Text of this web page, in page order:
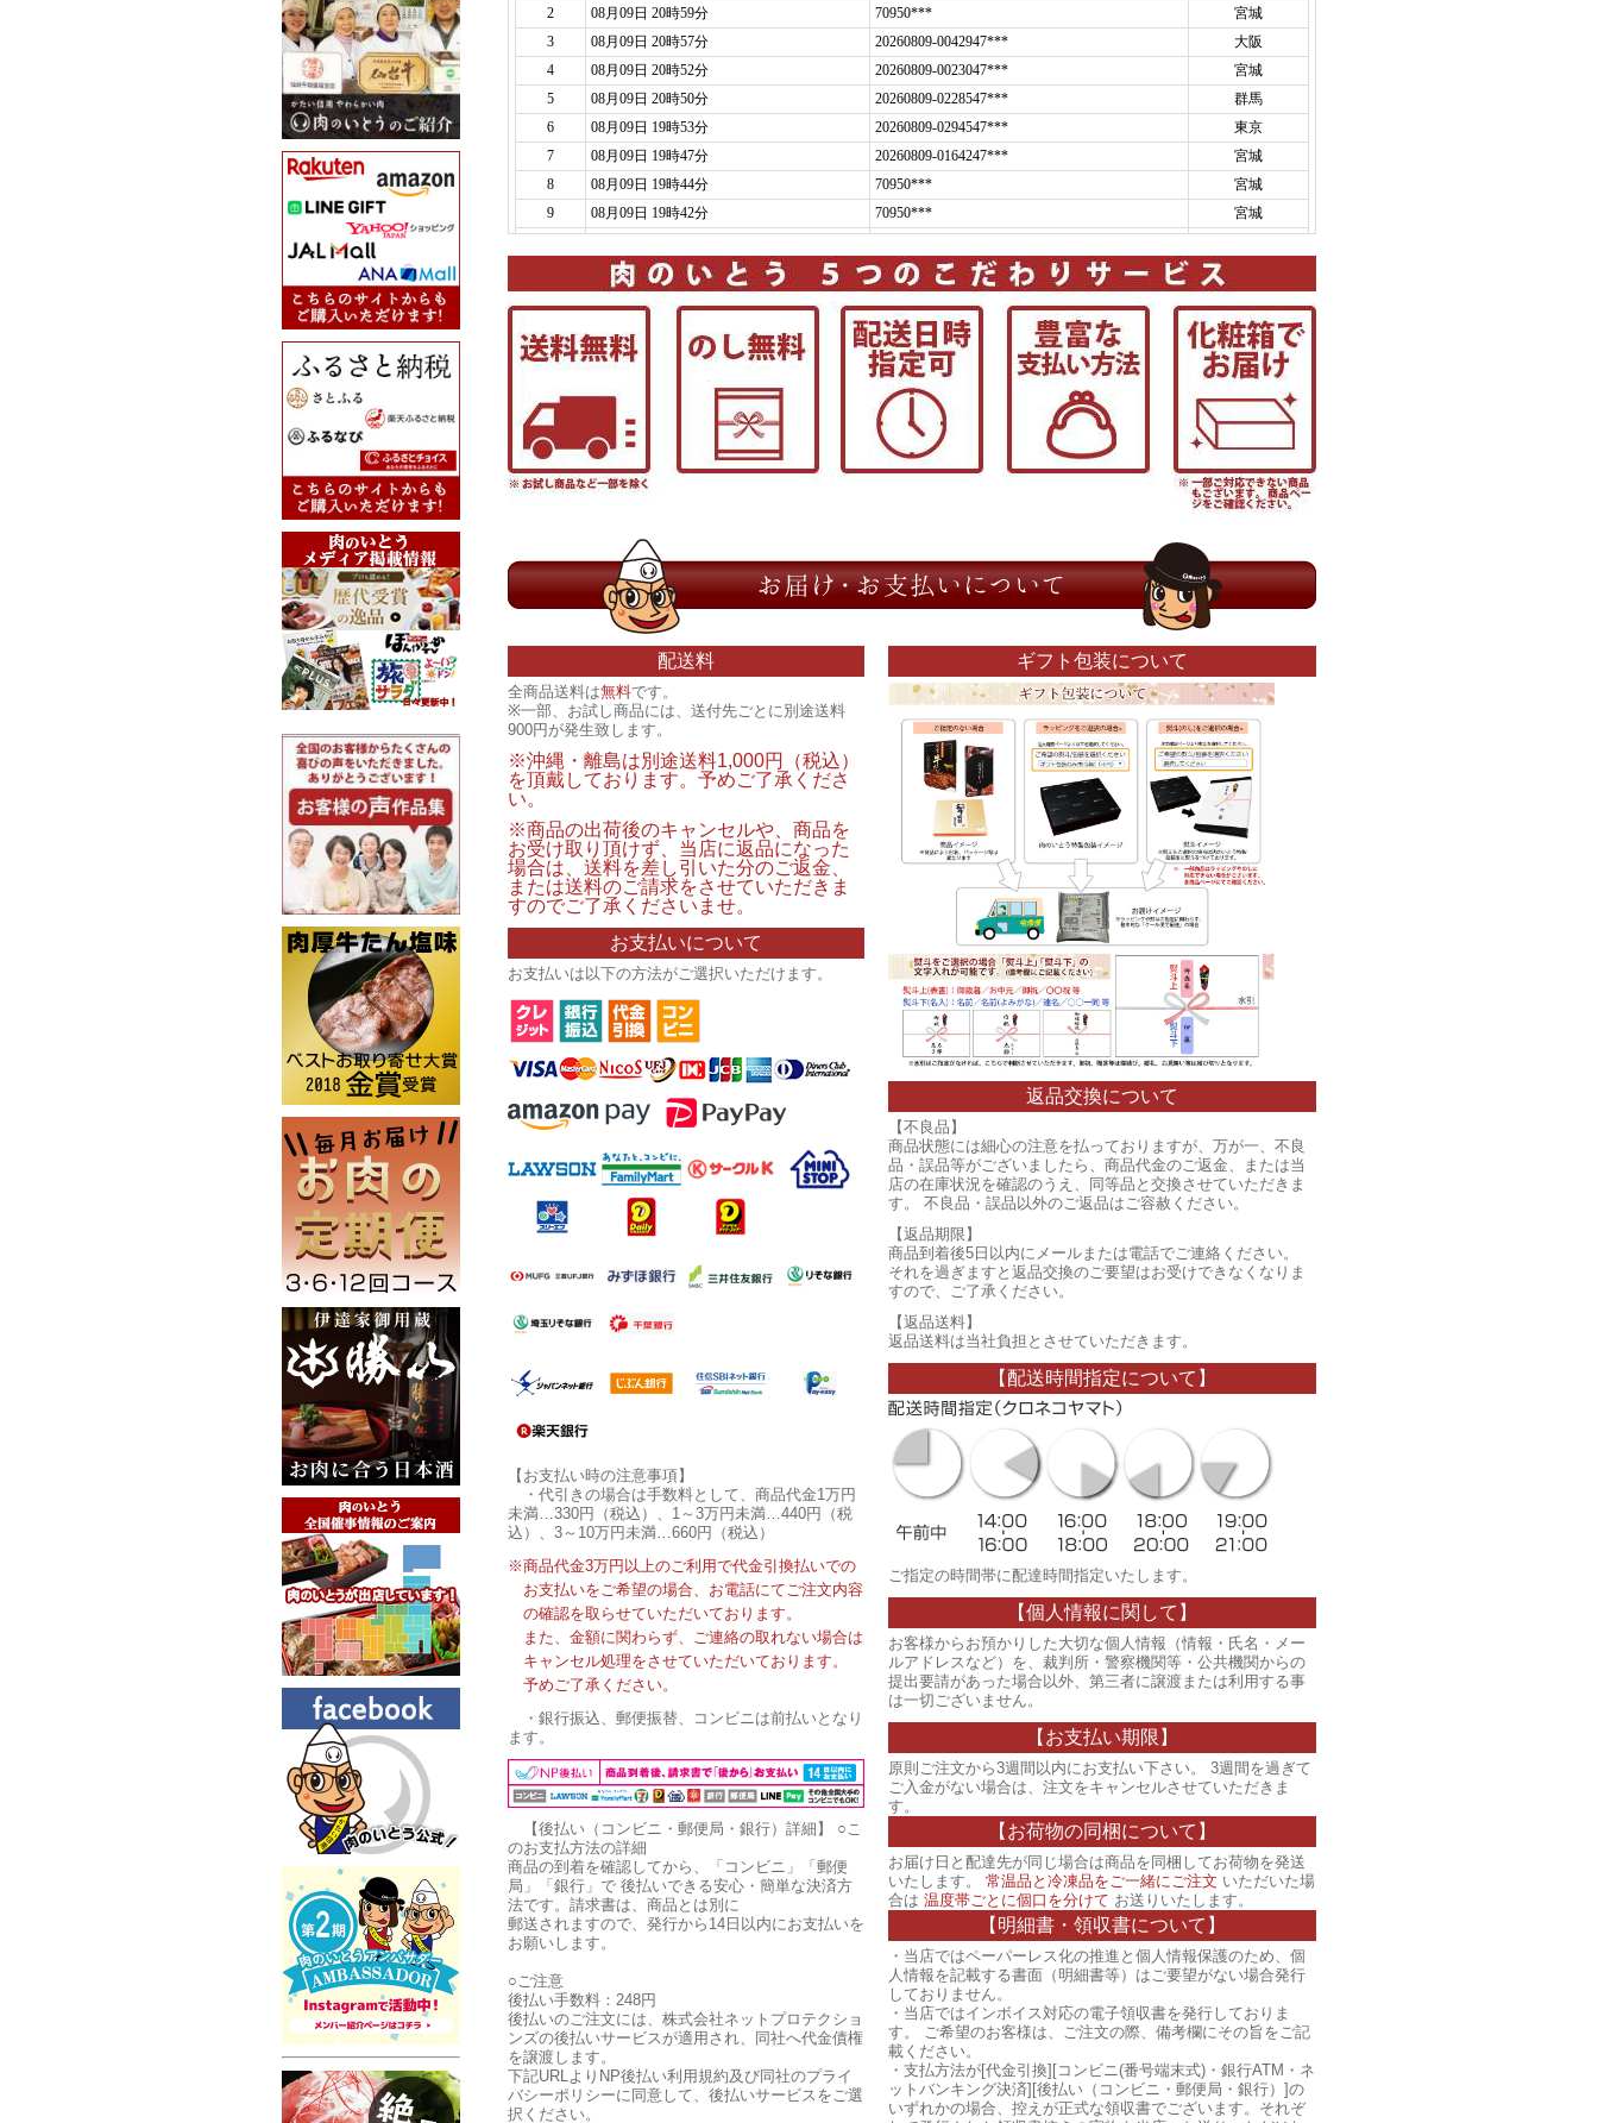
配送料
全商品送料は無料です。
※一部、お試し商品には、送付先ごとに別途送料
900円が発生致します。
※沖縄・離島は別途送料1,000円（税込）
を頂戴しております。予めご了承くださ
い。
※商品の出荷後のキャンセルや、商品を
お受け取り頂けず、当店に返品になった
場合は、送料を差し引いた分のご返金、
または送料のご請求をさせていただきま
すのでご了承くださいませ。
お支払いについて
お支払いは以下の方法がご選択いただけます。
【お支払い時の注意事項】
・代引きの場合は手数料として、商品代金1万円
未満…330円（税込）、1～3万円未満…440円（税
込）、3～10万円未満…660円（税込）
※商品代金3万円以上のご利用で代金引換払いでの
お支払いをご希望の場合、お電話にてご注文内容
の確認を取らせていただいております。
また、金額に関わらず、ご連絡の取れない場合は
キャンセル処理をさせていただいております。
予めご了承ください。
・銀行振込、郵便振替、コンビニは前払いとなり
ます。
【後払い（コンビニ・郵便局・銀行）詳細】
○こ
のお支払方法の詳細
商品の到着を確認してから、「コンビニ」「郵便
局」「銀行」で 後払いできる安心・簡単な決済方
法です。請求書は、商品とは別に
郵送されますので、発行から14日以内にお支払いを
お願いします。
○ご注意
後払い手数料：248円
後払いのご注文には、株式会社ネットプロテクショ
ンズの後払いサービスが適用され、同社へ代金債権
を譲渡します。
下記URLよりNP後払い利用規約及び同社のプライ
バシーポリシーに同意して、後払いサービスをご選
択ください。
ギフト包装について
返品交換について
【不良品】
商品状態には細心の注意を払っておりますが、万が一、不良
品・誤品等がございましたら、商品代金のご返金、または当
店の在庫状況を確認のうえ、同等品と交換させていただきま
す。 不良品・誤品以外のご返品はご容赦ください。
【返品期限】
商品到着後5日以内にメールまたは電話でご連絡ください。
それを過ぎますと返品交換のご要望はお受けできなくなりま
すので、ご了承ください。
【返品送料】
返品送料は当社負担とさせていただきます。
【配送時間指定について】
ご指定の時間帯に配達時間指定いたします。
【個人情報に関して】
お客様からお預かりした大切な個人情報（情報・氏名・メー
ルアドレスなど）を、裁判所・警察機関等・公共機関からの
提出要請があった場合以外、第三者に譲渡または利用する事
は一切ございません。
【お支払い期限】
原則ご注文から3週間以内にお支払い下さい。 3週間を過ぎて
ご入金がない場合は、注文をキャンセルさせていただきま
す。
【お荷物の同梱について】
お届け日と配達先が同じ場合は商品を同梱してお荷物を発送
いたします。 常温品と冷凍品をご一緒にご注文 いただいた場
合は 温度帯ごとに個口を分けて お送りいたします。
【明細書・領収書について】
・当店ではペーパーレス化の推進と個人情報保護のため、個
人情報を記載する書面（明細書等）はご要望がない場合発行
しておりません。
・当店ではインボイス対応の電子領収書を発行しておりま
す。 ご希望のお客様は、ご注文の際、備考欄にその旨をご記
載ください。
・支払方法が[代金引換][コンビニ(番号端末式)・銀行ATM・ネ
ットバンキング決済][後払い（コンビニ・郵便局・銀行）]の
いずれかの場合、控えが正式な領収書でございます。それぞ